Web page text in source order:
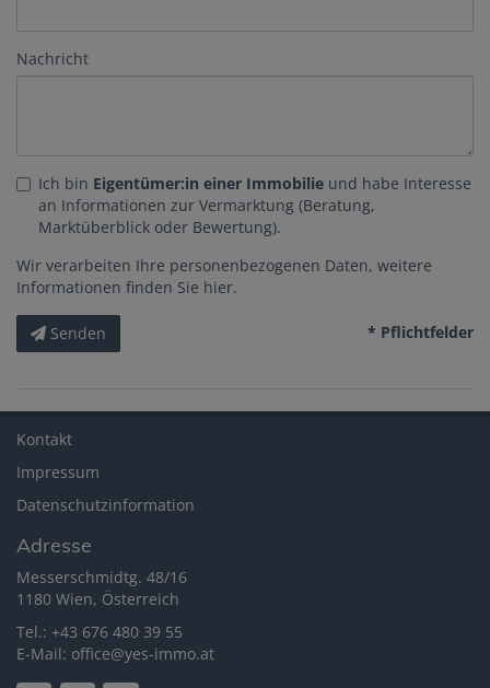
Nachricht
Ich bin Eigentümer:in einer Immobilie und habe Interesse
an Informationen zur Vermarktung (Beratung,
Marktüberblick oder Bewertung).
Wir verarbeiten Ihre personenbezogenen Daten, weitere
Informationen finden Sie hier.
Senden * Pflichtfelder
Kontakt
Impressum
Datenschutzinformation
Adresse
Messerschmidtg. 48/16
1180 Wien, Österreich
Tel.: +43 676 480 39 55
E-Mail: office@yes-immo.at